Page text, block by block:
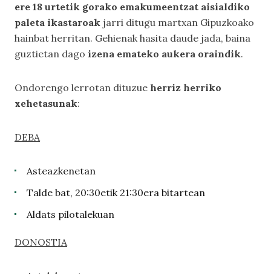
ere 18 urtetik gorako emakumeentzat aisialdiko
paleta ikastaroak jarri ditugu martxan Gipuzkoako
hainbat herritan. Gehienak hasita daude jada, baina
guztietan dago izena emateko aukera oraindik.
Ondorengo lerrotan dituzue herriz herriko
xehetasunak:
DEBA
Asteazkenetan
Talde bat, 20:30etik 21:30era bitartean
Aldats pilotalekuan
DONOSTIA